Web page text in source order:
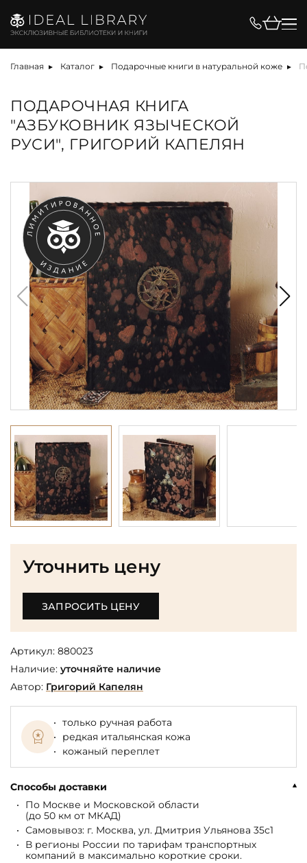
Главная Каталог Подарочные книги в натуральной коже
ПОДАРОЧНАЯ КНИГА
"АЗБУКОВНИК ЯЗЫЧЕСКОЙ
РУСИ", ГРИГОРИЙ КАПЕЛЯН
Уточнить цену
ЗАПРОСИТЬ ЦЕНУ
Артикул: 880023
Наличие: уточняйте наличие
Автор: Григорий Капелян
только ручная работа
редкая итальянская кожа
кожаный переплет
Способы доставки
По Москве и Московской области
(до 50 км от МКАД)
Самовывоз: г. Москва, ул. Дмитрия Ульянова 35с1
В регионы России по тарифам транспортных
компаний в максимально короткие сроки.